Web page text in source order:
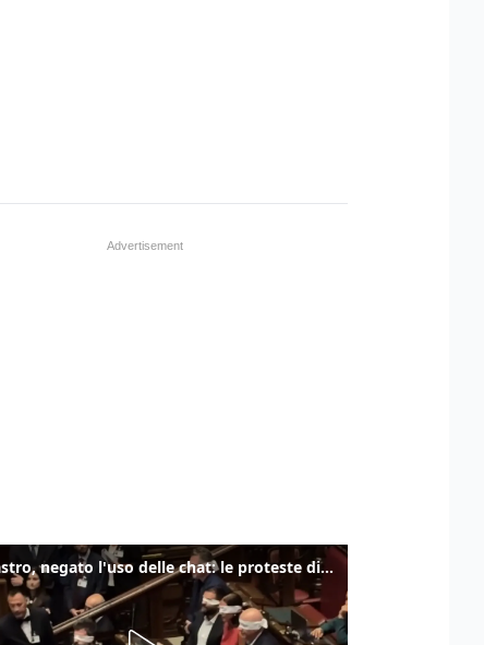
Delmastro, negato l'uso delle chat: le proteste di Avs e M5s